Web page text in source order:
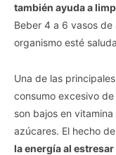
también ayuda a
Beber 4 a 6 vasos
organismo esté
Una de las
consumo excesivo
son bajos en
azúcares. El hecho de
la energía al